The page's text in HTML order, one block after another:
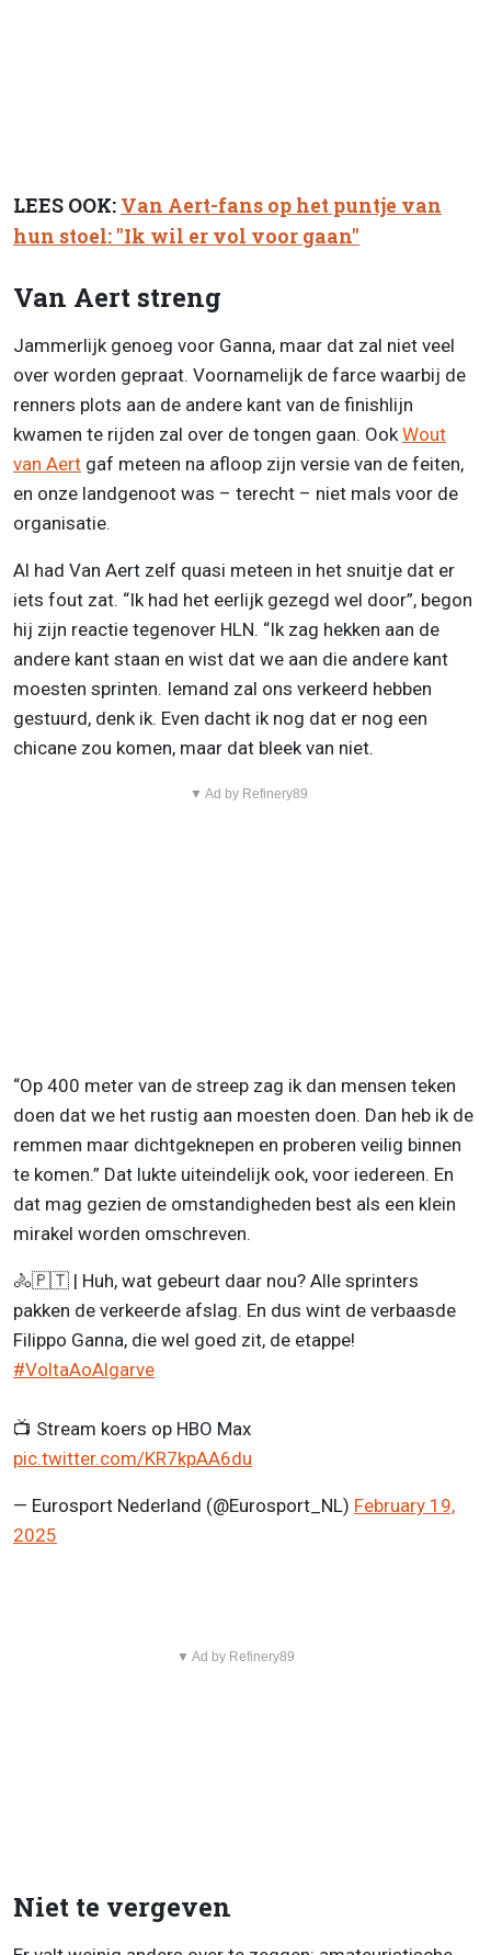
LEES OOK: Van Aert-fans op het puntje van
hun stoel: "Ik wil er vol voor gaan"
Van Aert streng
Jammerlijk genoeg voor Ganna, maar dat zal niet veel
over worden gepraat. Voornamelijk de farce waarbij de
renners plots aan de andere kant van de finishlijn
kwamen te rijden zal over de tongen gaan. OokWout
van Aert gaf meteen na afloop zijn versie van de feiten,
en onze landgenoot was – terecht – niet mals voor de
organisatie.
Al had Van Aert zelf quasi meteen in het snuitje dat er
iets fout zat. “Ik had het eerlijk gezegd wel door”, begon
hij zijn reactie tegenover HLN. “Ik zag hekken aan de
andere kant staan en wist dat we aan die andere kant
moesten sprinten. Iemand zal ons verkeerd hebben
gestuurd, denk ik. Even dacht ik nog dat er nog een
chicane zou komen, maar dat bleek van niet.
▼ Ad by Refinery89
“Op 400 meter van de streep zag ik dan mensen teken
doen dat we het rustig aan moesten doen. Dan heb ik de
remmen maar dichtgeknepen en proberen veilig binnen
te komen.” Dat lukte uiteindelijk ook, voor iedereen. En
dat mag gezien de omstandigheden best als een klein
mirakel worden omschreven.
🚴🇵🇹​ | Huh, wat gebeurt daar nou? Alle sprinters
pakken de verkeerde afslag. En dus wint de verbaasde
Filippo Ganna, die wel goed zit, de etappe!
#VoltaAoAlgarve
📺 Stream koers op HBO Max
pic.twitter.com/KR7kpAA6du
— Eurosport Nederland (@Eurosport_NL) February 19,
2025
▼ Ad by Refinery89
Niet te vergeven